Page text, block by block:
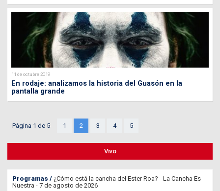
11 de octubre 2019
En rodaje: analizamos la historia del Guasón en la
pantalla grande
Página 1 de 5 1 2 3 4 5
Vivo
Programas
¿Cómo está la cancha del Ester Roa? - La Cancha Es
Nuestra - 7 de agosto de 2026